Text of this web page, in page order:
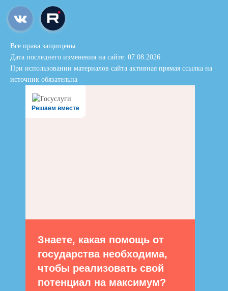
Все права защищены.
Дата последнего изменения на сайте: 07.08.2026
При использовании материалов сайта активная прямая ссылка на
источник обязательна
Решаем вместе
Знаете, какая помощь от
государства необходима,
чтобы реализовать свой
потенциал на максимум?